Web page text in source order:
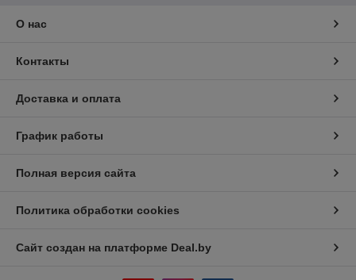
О нас
Контакты
Доставка и оплата
График работы
Полная версия сайта
Политика обработки cookies
Сайт создан на платформе Deal.by